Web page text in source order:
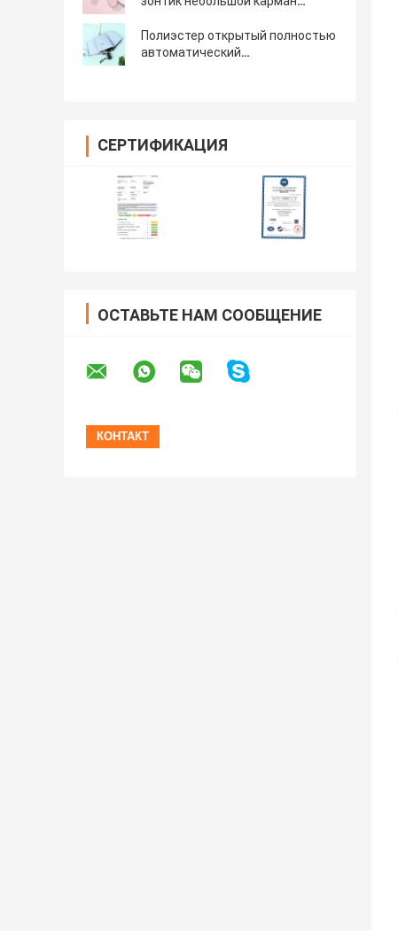
для женщин
Полиэстер открытый полностью
автоматический
СЕРТИФИКАЦИЯ
ОСТАВЬТЕ НАМ СООБЩЕНИЕ